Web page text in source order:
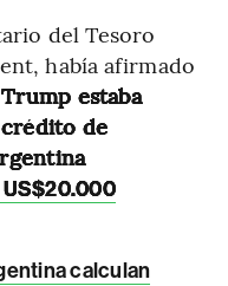
del Tesoro
había afirmado
estaba
de
US$20.000
calculan